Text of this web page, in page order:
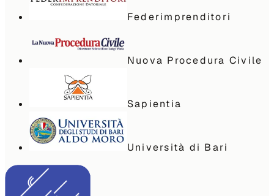
Federimprenditori
Nuova Procedura Civile
Sapientia
Università di Bari